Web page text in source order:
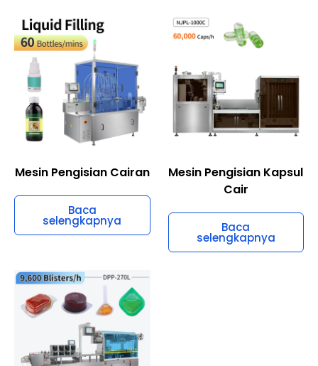
Mesin Pengisian Cairan
Baca
selengkapnya
Mesin Pengisian Kapsul
Cair
Baca
selengkapnya